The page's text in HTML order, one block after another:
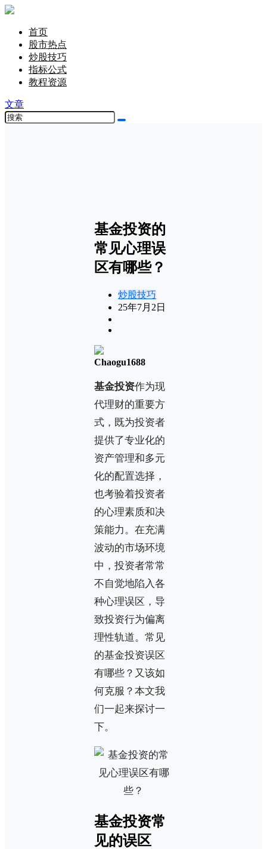
首页
股市热点
炒股技巧
指标公式
教程资源
文章
基金投资的
常见心理误
区有哪些？
炒股技巧
25年7月2日
Chaogu1688
基金投资作为现
代理财的重要方
式，既为投资者
提供了专业化的
资产管理和多元
化的配置选择，
也考验着投资者
的心理素质和决
策能力。在充满
波动的市场环境
中，投资者常常
不自觉地陷入各
种心理误区，导
致投资行为偏离
理性轨道。常见
的基金投资误区
有哪些？又该如
何克服？本文我
们一起来探讨一
下。
基金投资常
见的误区